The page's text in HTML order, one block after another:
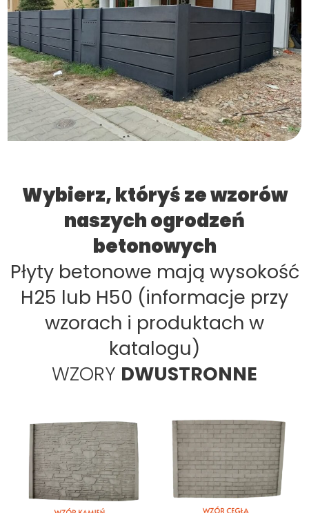
Wybierz, któryś ze wzorów
naszych ogrodzeń
betonowych
Płyty betonowe mają wysokość
H25 lub H50 (informacje przy
wzorach i produktach w
katalogu)
WZORY DWUSTRONNE